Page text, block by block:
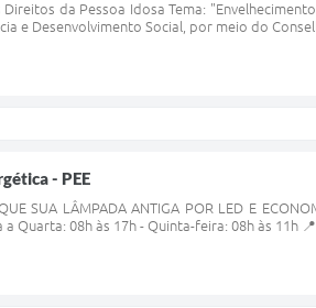
da Pessoa Idosa Tema:
e Desenvolvimento Social, por meio do
- PEE
SUA LÂMPADA ANTIGA POR LED E
a Quarta: 08h às 17h - Quinta-feira: 08h às 11h